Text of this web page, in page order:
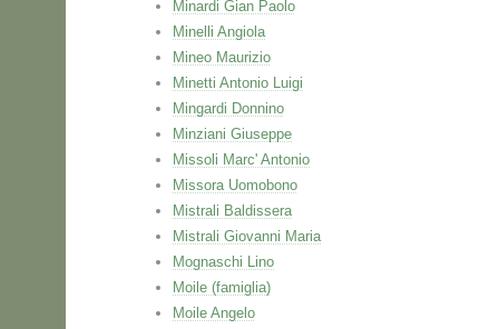
Minardi Gian Paolo
Minelli Angiola
Mineo Maurizio
Minetti Antonio Luigi
Mingardi Donnino
Minziani Giuseppe
Missoli Marc' Antonio
Missora Uomobono
Mistrali Baldissera
Mistrali Giovanni Maria
Mognaschi Lino
Moile (famiglia)
Moile Angelo